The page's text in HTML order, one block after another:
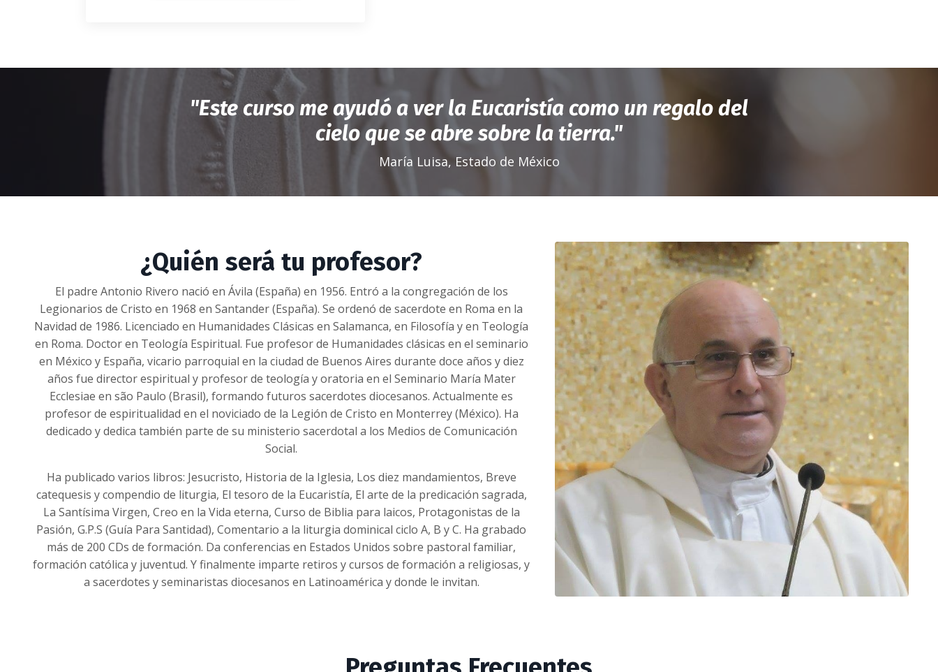
"Este curso me ayudó a ver la Eucaristíacomo un regalo del
cielo que se abre sobre la tierra."
María Luisa, Estado de México
¿Quién será tu profesor?
El padre Antonio Rivero nació en Ávila (España) en 1956. Entró a la congregación de los
Legionarios de Cristo en 1968 en Santander (España). Se ordenó de sacerdote en Roma en la
Navidad de 1986. Licenciado en Humanidades Clásicas en Salamanca, en Filosofía y en Teología
en Roma. Doctor en Teología Espiritual. Fue profesor de Humanidades clásicas en el seminario
en México y España, vicario parroquial en la ciudad de Buenos Aires durante doce años y diez
años fue director espiritual y profesor de teología y oratoria en el Seminario María Mater
Ecclesiae en são Paulo (Brasil), formando futuros sacerdotes diocesanos. Actualmente es
profesor de espiritualidad en el noviciado de la Legión de Cristo en Monterrey (México). Ha
dedicado y dedica también parte de su ministerio sacerdotal a los Medios de Comunicación
Social.
Ha publicado varios libros: Jesucristo, Historia de la Iglesia, Los diez mandamientos, Breve
catequesis y compendio de liturgia, El tesoro de la Eucaristía, El arte de la predicación sagrada,
La Santísima Virgen, Creo en la Vida eterna, Curso de Biblia para laicos, Protagonistas de la
Pasión, G.P.S (Guía Para Santidad), Comentario a la liturgia dominical ciclo A, B y C. Ha grabado
más de 200 CDs de formación. Da conferencias en Estados Unidos sobre pastoral familiar,
formación católica y juventud. Y finalmente imparte retiros y cursos de formación a religiosas, y
a sacerdotes y seminaristas diocesanos en Latinoamérica y donde le invitan.